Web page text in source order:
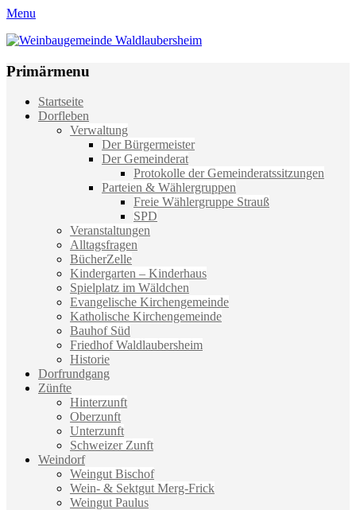
Menu
Weinbaugemeinde Waldlaubersheim
Primärmenu
Weiter
zum
Startseite
Dorfleben
Verwaltung
Der Bürgermeister
Der Gemeinderat
Protokolle der Gemeinderatssitzungen
Parteien & Wählergruppen
Freie Wählergruppe Strauß
SPD
Veranstaltungen
Alltagsfragen
BücherZelle
Kindergarten – Kinderhaus
Spielplatz im Wäldchen
Evangelische Kirchengemeinde
Katholische Kirchengemeinde
Bauhof Süd
Friedhof Waldlaubersheim
Historie
Dorfrundgang
Zünfte
Hinterzunft
Oberzunft
Unterzunft
Schweizer Zunft
Weindorf
Weingut Bischof
Wein- & Sektgut Merg-Frick
Weingut Paulus